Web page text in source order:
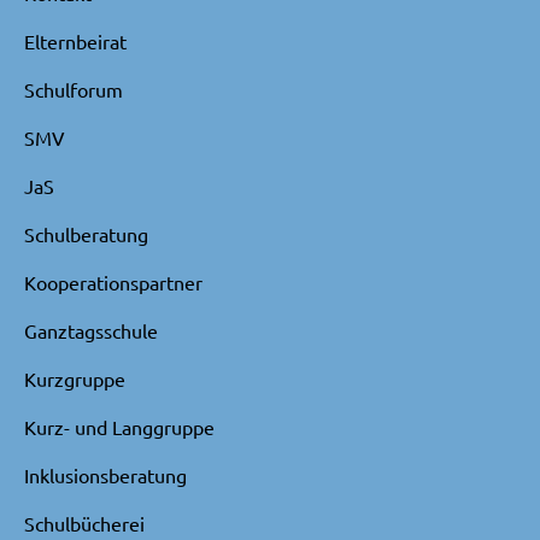
Elternbeirat
Schulforum
SMV
JaS
Schulberatung
Kooperationspartner
Ganztagsschule
Kurzgruppe
Kurz- und Langgruppe
Inklusionsberatung
Schulbücherei